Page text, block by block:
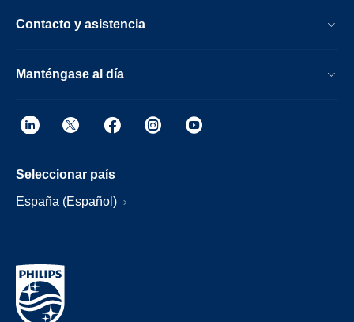
Contacto y asistencia
Manténgase al día
Seleccionar país
España (Español)